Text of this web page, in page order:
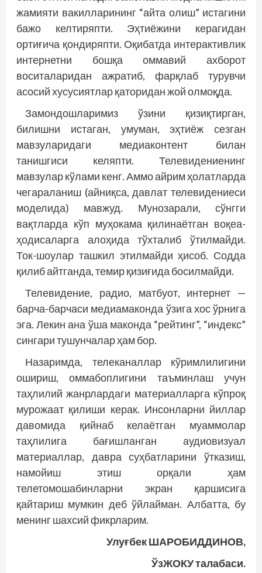
жамияти вакилларининг “айта олиш” истагини
бажо келтиряпти. Эҳтиёжини керагидан
ортиғича қондиряпти. Оқибатда интерактивлик
интернетни бошқа оммавий ахборот
воситаларидан ажратиб, фарқлаб турувчи
асосий хусусиятлар қаторидан жой олмоқда.
Замондошларимиз ўзини қизиқтирган,
билишни истаган, умуман, эҳтиёж сезган
мавзуларидаги медиаконтент билан
танишгиси келяпти. Телевидениенинг
мавзулар кўлами кенг. Аммо айрим ҳолатларда
чегараланиш (айниқса, давлат телевидениеси
моделида) мавжуд. Мунозарали, сўнгги
вақтларда кўп муҳокама қилинаётган воқеа-
ҳодисаларга алоҳида тўхталиб ўтилмайди.
Ток-шоулар ташкил этилмайди ҳисоб. Содда
қилиб айтганда, темир қизиғида босилмайди.
Телевидение, радио, матбуот, интернет —
барча-барчаси медиамаконда ўзига хос ўрнига
эга. Лекин ана ўша маконда “рейтинг”, “индекс”
сингари тушунчалар ҳам бор.
Назаримда, телеканаллар кўримлилигини
ошириш, оммабоплигини таъминлаш учун
таҳлилий жанрлардаги материалларга кўпроқ
мурожаат қилиши керак. Инсонларни йиллар
давомида қийнаб келаётган муаммолар
таҳлилига бағишланган аудиовизуал
материаллар, давра суҳбатларини ўтказиш,
намойиш этиш орқали ҳам
телетомошабинларни экран қаршисига
қайтариш мумкин деб ўйлайман. Албатта, бу
менинг шахсий фикрларим.
Улуғбек ШАРОБИДДИНОВ,
ЎзЖОКУ талабаси.